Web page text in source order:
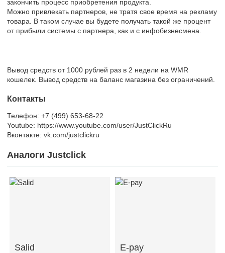
закончить процесс приобретения продукта.
Можно привлекать партнеров, не тратя свое время на рекламу
товара. В таком случае вы будете получать такой же процент
от прибыли системы с партнера, как и с инфобизнесмена.
Вывод средств от 1000 рублей раз в 2 недели на WMR
кошелек. Вывод средств на баланс магазина без ограничений.
Контакты
Телефон: +7 (499) 653-68-22
Youtube: https://www.youtube.com/user/JustClickRu
Вконтакте: vk.com/justclickru
Аналоги Justclick
Salid E-pay